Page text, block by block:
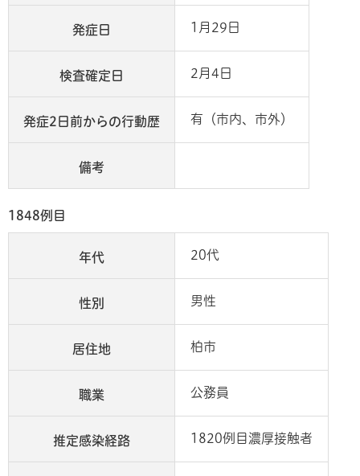
発症日 1月29日
検査確定日 2月4日
発症2日前からの行動歴 有（市内、市外）
備考
1848例目
年代 20代
性別 男性
居住地 柏市
職業 公務員
推定感染経路 1820例目濃厚接触者